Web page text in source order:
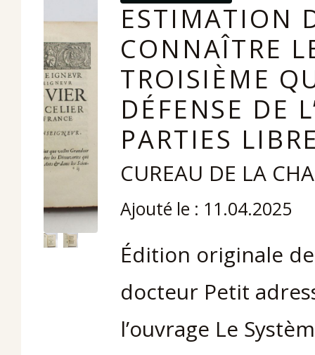
ESTIMATION
CONNAÎTRE
TROISIÈME
DÉFENSE DE
PARTIES
CUREAU DE LA
Ajouté le : 11.04.2025
Édition originale
docteur Petit
l’ouvrage Le